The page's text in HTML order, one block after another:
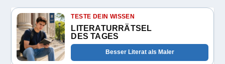
TESTE DEIN WISSEN
LITERATURRÄTSEL
DES TAGES
Besser Literat als Maler